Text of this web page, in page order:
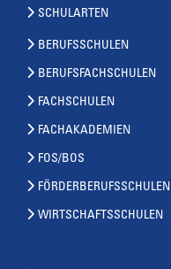
SCHULARTEN
BERUFSSCHULEN
BERUFSFACHSCHULEN
FACHSCHULEN
FACHAKADEMIEN
FOS/BOS
FÖRDERBERUFSSCHULEN
WIRTSCHAFTSSCHULEN